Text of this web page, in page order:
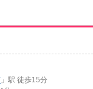
」駅 徒歩15分